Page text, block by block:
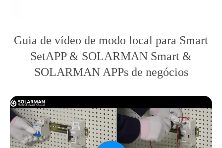
Guia de vídeo de modo local para Smart
SetAPP & SOLARMAN Smart &
SOLARMAN APPs de negócios